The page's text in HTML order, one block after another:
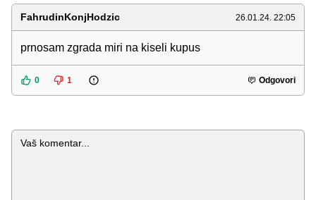
FahrudinKonjHodzic 26.01.24. 22:05
prnosam zgrada miri na kiseli kupus
0 1 Odgovori
Komentar